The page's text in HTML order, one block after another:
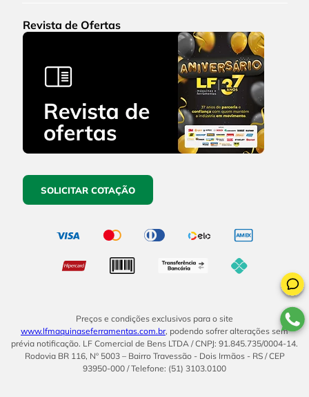
Revista de Ofertas
SOLICITAR COTAÇÃO
Preços e condições exclusivos para o site
www.lfmaquinaseferramentas.com.br, podendo sofrer alterações sem
prévia notificação. LF Comercial de Bens LTDA / CNPJ: 91.845.735/0004-14.
Rodovia BR 116, Nº 5003 – Bairro Travessão - Dois Irmãos - RS / CEP
93950-000 / Telefone: (51) 3103.0100